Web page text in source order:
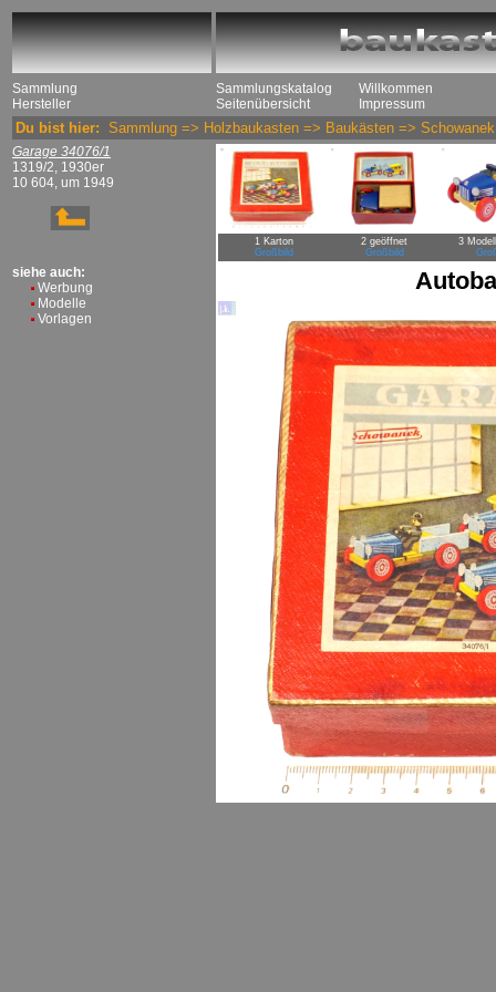
Sammlung
Hersteller
Sammlungskatalog
Seitenübersicht
Willkommen
Impressum
Du bist hier: Sammlung => Holzbaukasten => Baukästen => Schowanek
Garage 34076/1
1319/2, 1930er
10 604, um 1949
siehe auch:
Werbung
Modelle
Vorlagen
1 Karton
Großbild
2 geöffnet
Großbild
3